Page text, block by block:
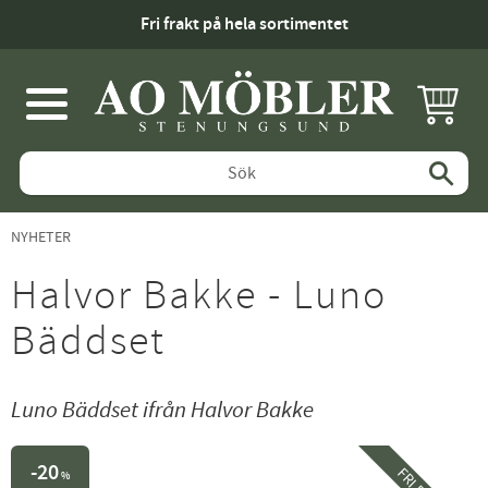
Fri frakt på hela sortimentet
Meny
NYHETER
Halvor Bakke - Luno
Bäddset
Luno Bäddset ifrån Halvor Bakke
20%